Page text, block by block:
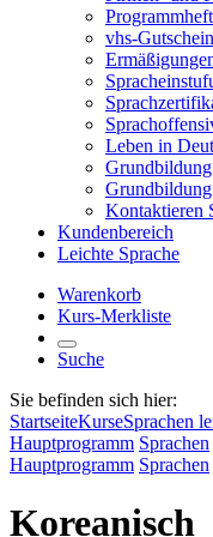
vhs-Gutschein
Leben in
Kontaktieren
Kundenbereich
Leichte Sprache
Warenkorb
Kurs-Merkliste
Suche
Sie befinden sich hier:
StartseiteKurseSprachen
Hauptprogramm Sprachen
Hauptprogramm Sprachen
Koreanisch